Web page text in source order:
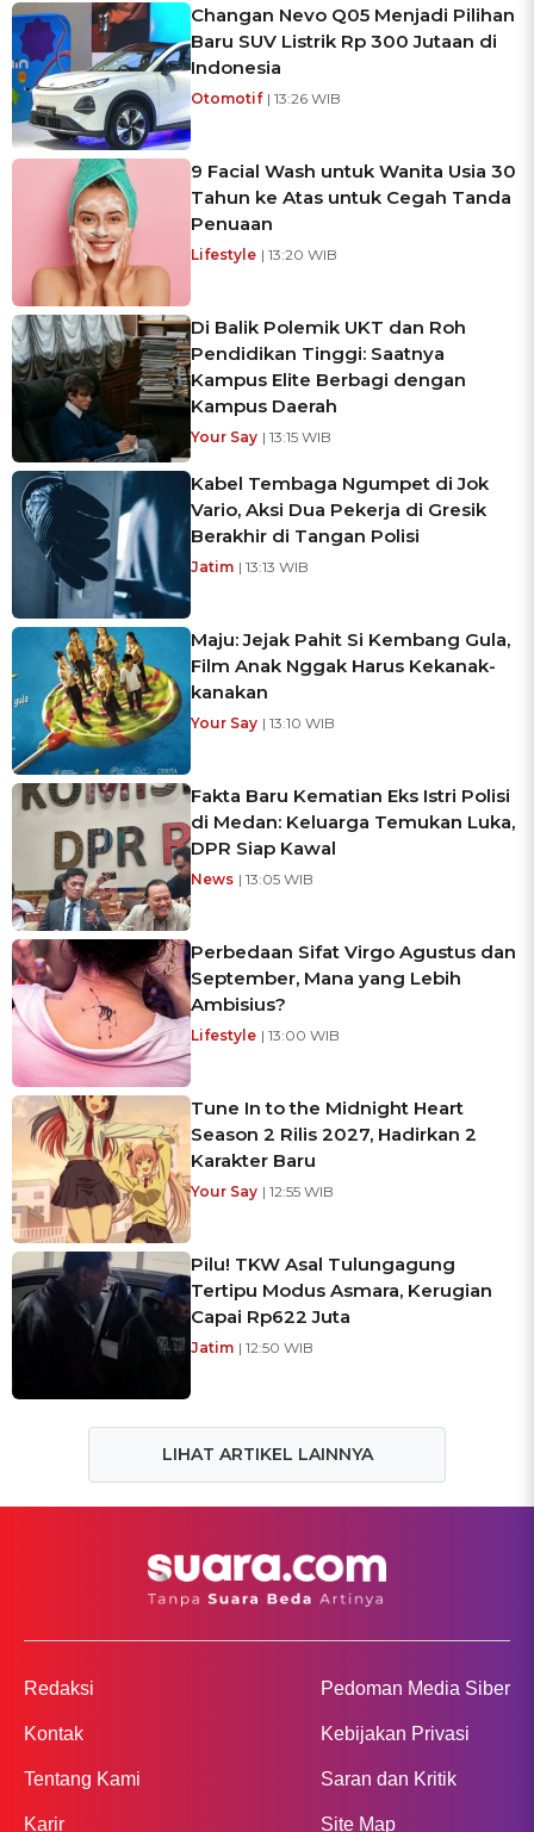
Changan Nevo Q05 Menjadi Pilihan
Baru SUV Listrik Rp 300 Jutaan di
Indonesia
Otomotif | 13:26 WIB
9 Facial Wash untuk Wanita Usia 30
Tahun ke Atas untuk Cegah Tanda
Penuaan
Lifestyle | 13:20 WIB
Di Balik Polemik UKT dan Roh
Pendidikan Tinggi: Saatnya
Kampus Elite Berbagi dengan
Kampus Daerah
Your Say | 13:15 WIB
Kabel Tembaga Ngumpet di Jok
Vario, Aksi Dua Pekerja di Gresik
Berakhir di Tangan Polisi
Jatim | 13:13 WIB
Maju: Jejak Pahit Si Kembang Gula,
Film Anak Nggak Harus Kekanak-
kanakan
Your Say | 13:10 WIB
Fakta Baru Kematian Eks Istri Polisi
di Medan: Keluarga Temukan Luka,
DPR Siap Kawal
News | 13:05 WIB
Perbedaan Sifat Virgo Agustus dan
September, Mana yang Lebih
Ambisius?
Lifestyle | 13:00 WIB
Tune In to the Midnight Heart
Season 2 Rilis 2027, Hadirkan 2
Karakter Baru
Your Say | 12:55 WIB
Pilu! TKW Asal Tulungagung
Tertipu Modus Asmara, Kerugian
Capai Rp622 Juta
Jatim | 12:50 WIB
LIHAT ARTIKEL LAINNYA
Redaksi
Kontak
Tentang Kami
Karir
Pedoman Media Siber
Kebijakan Privasi
Saran dan Kritik
Site Map